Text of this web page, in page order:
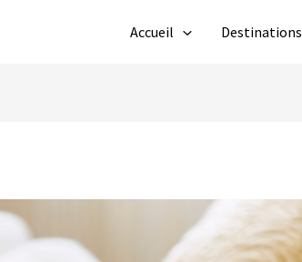
Accueil Destinations